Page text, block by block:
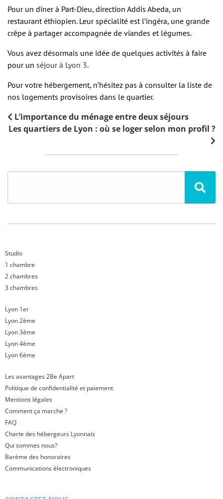
Pour un dîner à Part-Dieu, direction Addis Abeda, un
restaurant éthiopien. Leur spécialité est l’ingéra, une grande
crêpe à partager accompagnée de viandes et légumes.
Vous avez désormais une idée de quelques activités à faire
pour un séjour à Lyon 3.
Pour votre hébergement, n’hésitez pas à consulter la liste de
nos logements provisoires dans le quartier.
L’importance du ménage entre deux séjours
Les quartiers de Lyon : où se loger selon mon profil ?
Studio
1 chambre
2 chambres
3 chambres
Lyon 1er
Lyon 2ème
Lyon 3ème
Lyon 4ème
Lyon 6ème
Les avantages 2Be Apart
Politique de confidentialité et paiement
Mentions légales
Comment ça marche ?
FAQ
Charte des hébergeurs Lyonnais
Qui sommes nous?
Barème des honoraires
Communications électroniques